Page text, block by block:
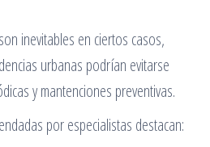
inevitables en ciertos casos,
urbanas podrían evitarse
y mantenciones preventivas.
por especialistas destacan: